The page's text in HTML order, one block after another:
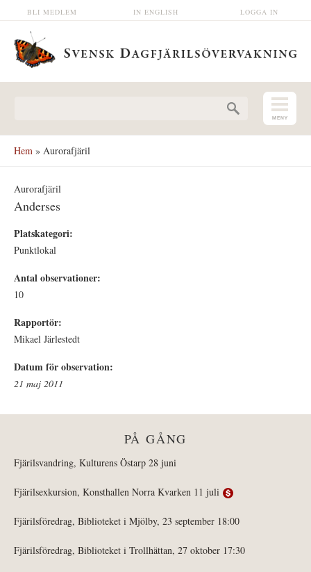
Hoppa till huvudinnehåll LOGGA IN
IN ENGLISH
BLI MEDLEM
Hem » Aurorafjäril
Aurorafjäril
Anderses
Platskategori:
Punktlokal
Antal observationer:
10
Rapportör:
Mikael Järlestedt
Datum för observation:
21 maj 2011
PÅ GÅNG
Fjärilsvandring, Kulturens Östarp 28 juni
Fjärilsexkursion, Konsthallen Norra Kvarken 11 juli
Fjärilsföredrag, Biblioteket i Mjölby, 23 september 18:00
Fjärilsföredrag, Biblioteket i Trollhättan, 27 oktober 17:30